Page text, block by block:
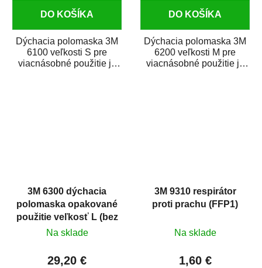
DO KOŠÍKA
Dýchacia polomaska 3M
6100 veľkosti S pre
viacnásobné použitie je
DO KOŠÍKA
Dýchacia polomaska 3M
6200 veľkosti M pre
viacnásobné použitie je
3M 6300 dýchacia
polomaska opakované
použitie veľkosť L (bez
filtrov)
Na sklade
29,20 €
3M 9310 respirátor
proti prachu (FFP1)
Na sklade
1,60 €